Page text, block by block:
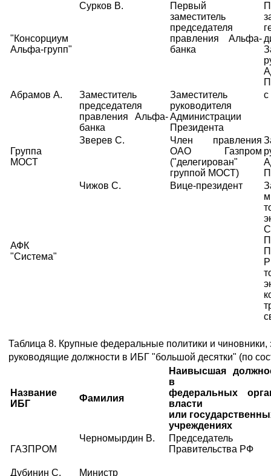
"Консорциум
Альфа-групп"
Сурков В.
Первый
заместитель
председателя
правления Альфа-
банка
Абрамов А.
Заместитель
председателя
правления Альфа-
банка
Заместитель
руководителя
Администрации
Президента
с
Группа
МОСТ
Зверев С.
Член правления
ОАО Газпром
("делегирован"
группой МОСТ)
АФК
"Система"
Чижов С. Вице-президент
Таблица 8. Крупные федеральные политики и
руководящие должности в ИБГ "большой десятки" (по
Название
ИБГ
Фамилия
Наивысшая
в
федеральных
власти
или
учреждениях
ГАЗПРОМ
Черномырдин В.
Председатель
Правительства РФ
Дубинин С. Министр